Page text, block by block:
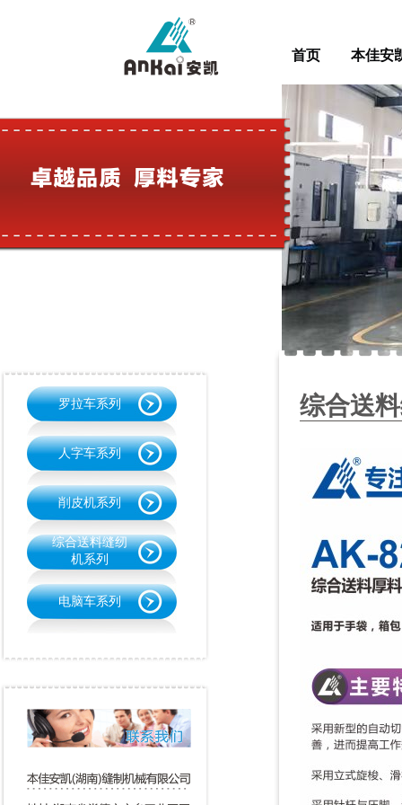
首页 本佳安
罗拉车系列
人字车系列
削皮机系列
综合送料缝纫
机系列
电脑车系列
综合送